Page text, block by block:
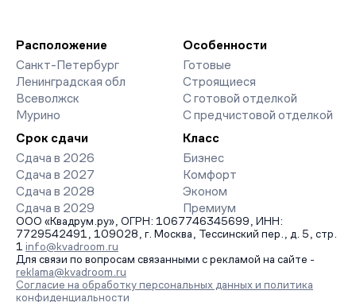
Расположение
Санкт-Петербург
Ленинградская обл
Всеволжск
Мурино
Особенности
Готовые
Строящиеся
С готовой отделкой
С предчистовой отделкой
Срок сдачи
Сдача в 2026
Сдача в 2027
Сдача в 2028
Сдача в 2029
Класс
Бизнес
Комфорт
Эконом
Премиум
ООО «Квадрум.ру», ОГРН: 1067746345699, ИНН:
7729542491, 109028, г. Москва, Тессинский пер., д. 5, стр.
1 info@kvadroom.ru
Для связи по вопросам связанными с рекламой на сайте -
reklama@kvadroom.ru
Согласие на обработку персональных данных и политика
конфиденциальности